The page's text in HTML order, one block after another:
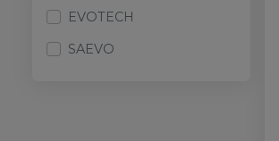
EVOTECH
SAEVO